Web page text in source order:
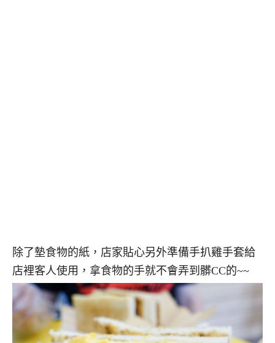
除了墊食物的紙，店家貼心另外準備手扒雞手套給
店裡客人使用，拿食物的手就不會弄到髒CC的~~